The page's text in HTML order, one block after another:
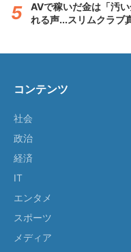
AVで稼いだ金は「汚
れる声...スリムクラブ
コンテンツ
社会
政治
経済
IT
エンタメ
スポーツ
メディア